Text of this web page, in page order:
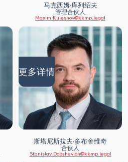
马克西姆·库列绍夫
管理合伙人
Maxim.Kuleshov@kkmp.legal
更多详情
斯塔尼斯拉夫·多布舍维奇
合伙人
Stanislav.Dobshevich@kkmp.legal